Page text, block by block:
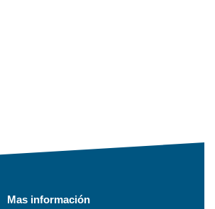
Mas información